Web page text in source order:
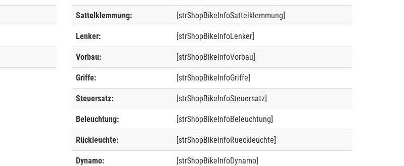
Sattelklemmung: [strShopBikeInfoSattelklemmung]
Lenker: [strShopBikeInfoLenker]
Vorbau: [strShopBikeInfoVorbau]
Griffe: [strShopBikeInfoGriffe]
Steuersatz: [strShopBikeInfoSteuersatz]
Beleuchtung: [strShopBikeInfoBeleuchtung]
Rückleuchte: [strShopBikeInfoRueckleuchte]
Dynamo: [strShopBikeInfoDynamo]